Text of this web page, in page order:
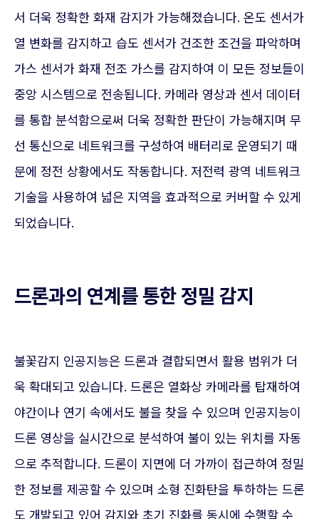
서 더욱 정확한 화재 감지가 가능해졌습니다. 온도 센서가
열 변화를 감지하고 습도 센서가 건조한 조건을 파악하며
가스 센서가 화재 전조 가스를 감지하여 이 모든 정보들이
중앙 시스템으로 전송됩니다. 카메라 영상과 센서 데이터
를 통합 분석함으로써 더욱 정확한 판단이 가능해지며 무
선 통신으로 네트워크를 구성하여 배터리로 운영되기 때
문에 정전 상황에서도 작동합니다. 저전력 광역 네트워크
기술을 사용하여 넓은 지역을 효과적으로 커버할 수 있게
되었습니다.
드론과의 연계를 통한 정밀 감지
불꽃감지 인공지능은 드론과 결합되면서 활용 범위가 더
욱 확대되고 있습니다. 드론은 열화상 카메라를 탑재하여
야간이나 연기 속에서도 불을 찾을 수 있으며 인공지능이
드론 영상을 실시간으로 분석하여 불이 있는 위치를 자동
으로 추적합니다. 드론이 지면에 더 가까이 접근하여 정밀
한 정보를 제공할 수 있으며 소형 진화탄을 투하하는 드론
도 개발되고 있어 감지와 초기 진화를 동시에 수행할 수